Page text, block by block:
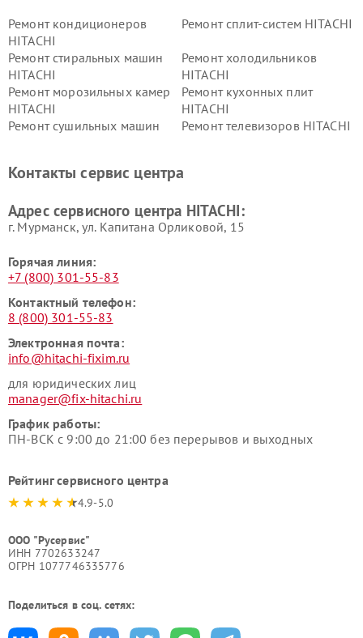
Ремонт кондиционеров
HITACHI
Ремонт сплит-систем HITACHI
Ремонт стиральных машин
HITACHI
Ремонт холодильников
HITACHI
Ремонт морозильных камер
HITACHI
Ремонт кухонных плит
HITACHI
Ремонт сушильных машин
Ремонт телевизоров HITACHI
данных HITACHI
HITACHI
HITACHI
HITACHI
Контакты сервис центра
Адрес сервисного центра HITACHI:
г. Мурманск, ул. Капитана Орликовой, 15
Горячая линия:
+7 (800) 301-55-83
Контактный телефон:
8 (800) 301-55-83
Электронная почта:
info@hitachi-fixim.ru
для юридических лиц
manager@fix-hitachi.ru
График работы:
ПН-ВСК с 9:00 до 21:00 без перерывов и выходных
Рейтинг сервисного центра
4.9-5.0
ООО "Русервис"
ИНН 7702633247
ОГРН 1077746335776
Поделиться в соц. сетях: